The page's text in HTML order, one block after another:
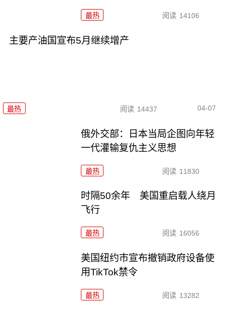
最热 阅读 14106
主要产油国宣布5月继续增产
最热 阅读 14437 04-07
俄外交部：日本当局企图向年轻
一代灌输复仇主义思想
最热 阅读 11830
时隔50余年 美国重启载人绕月
飞行
最热 阅读 16056
美国纽约市宣布撤销政府设备使
用TikTok禁令
最热 阅读 13282